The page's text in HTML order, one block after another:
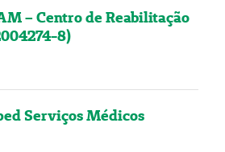
– Centro de Reabilitação
8)
Serviços Médicos